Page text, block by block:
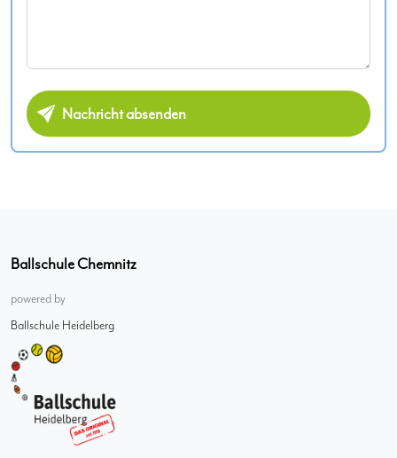
Nachricht absenden
Ballschule Chemnitz
powered by
Ballschule Heidelberg